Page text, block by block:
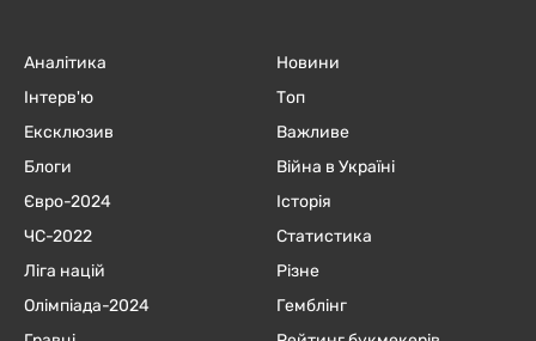
Аналітика
Інтерв'ю
Ексклюзив
Блоги
Євро-2024
ЧC-2022
Ліга націй
Олімпіада-2024
Новини
Топ
Важливе
Війна в Україні
Історія
Статистика
Різне
Гемблінг